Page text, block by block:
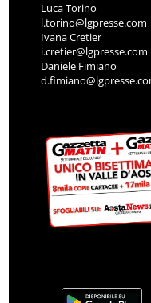
Luca Torino
l.torino@lgpresse.com
Ivana Cretier
i.cretier@lgpresse.com
Daniele Fimiano